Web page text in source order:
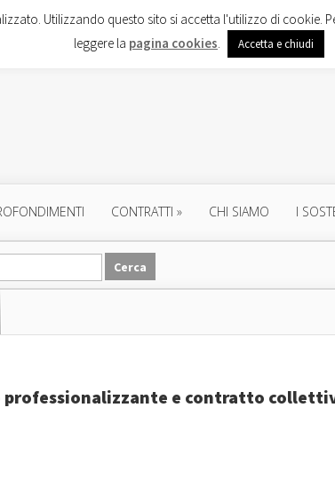
CONTRATTI » CHI SIAMO I
e contratto
Utilizzando questo sito si accetta l'utilizzo di
leggere la pagina cookies. Accetta e chiudi